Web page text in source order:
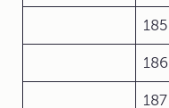
185
186
187